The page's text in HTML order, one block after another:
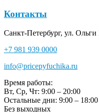
Контакты
Санкт-Петербург, ул. Ольги
+7 981 939 0000
info@pricepyfuchika.ru
Время работы:
Вт, Ср, Чт: 9:00 – 20:00
Остальные дни: 9:00 – 18:00
Без выходных